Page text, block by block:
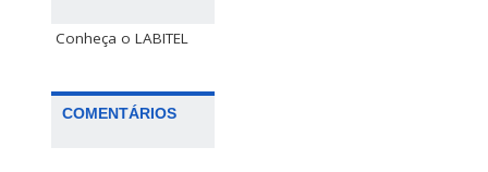
Conheça o LABITEL
COMENTÁRIOS